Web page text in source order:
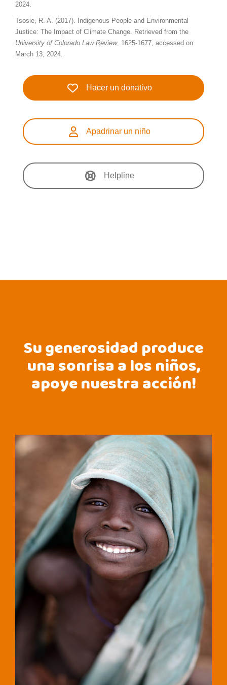
2024.
Tsosie, R. A. (2017). Indigenous People and Environmental
Justice: The Impact of Climate Change. Retrieved from the
University of Colorado Law Review, 1625-1677, accessed on
March 13, 2024.
Hacer un donativo
Apadrinar un niño
Helpline
Su generosidad produce
una sonrisa a los niños,
apoye nuestra acción!